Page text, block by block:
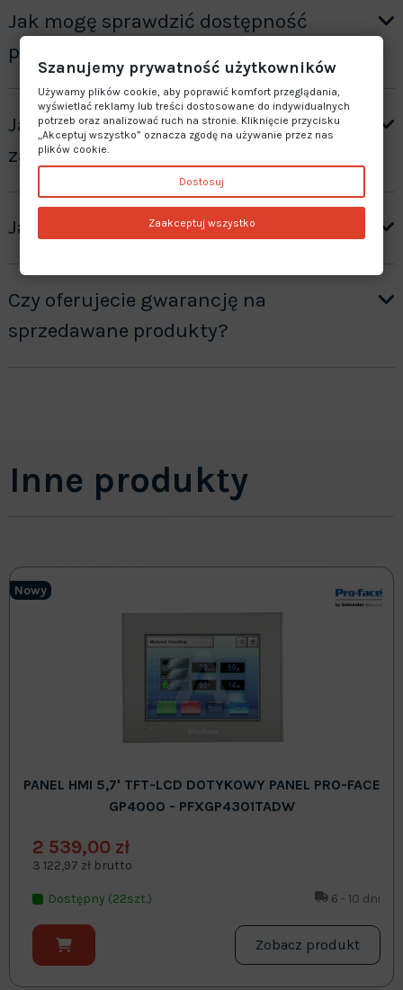
Jak mogę sprawdzić dostępność
produktu?
Jak otrzymać wycenę produktów ”na
zamówienie”?
Jaki jest czas realizacji zamówienia?
Czy oferujecie gwarancję na
sprzedawane produkty?
Inne produkty
Nowy
PANEL HMI 5,7' TFT-LCD DOTYKOWY PANEL PRO-FACE
GP4000 - PFXGP4301TADW
2 539,00 zł
3 122,97 zł brutto
Dostępny (22szt.) 6 - 10 dni
Zobacz produkt
Szanujemy prywatność użytkowników
Używamy plików cookie, aby poprawić komfort przeglądania,
wyświetlać reklamy lub treści dostosowane do indywidualnych
potrzeb oraz analizować ruch na stronie. Kliknięcie przycisku
„Akceptuj wszystko” oznacza zgodę na używanie przez nas
plików cookie.
Dostosuj
Zaakceptuj wszystko